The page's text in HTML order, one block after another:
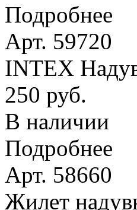
Подробнее
Арт. 59720
INTEX
250 руб.
В наличии
Подробнее
Арт. 58660
Жилет